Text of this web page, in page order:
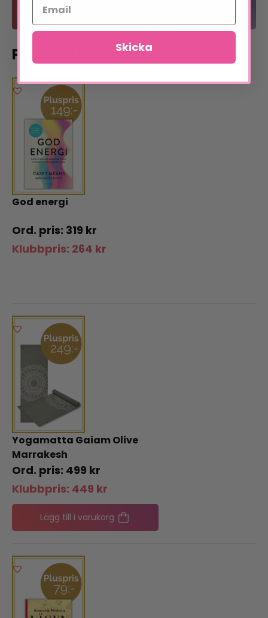
Pluserbjudande
God energi
319 kr
Klubbpris: 264 kr
Yogamatta Gaiam Olive
Marrakesh
499 kr
Klubbpris: 449 kr
Lägg till i varukorg
Skicka